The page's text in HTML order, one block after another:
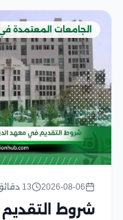
الجامعات المعتمدة
2026-08-06 13 دقائق قراءة
شروط